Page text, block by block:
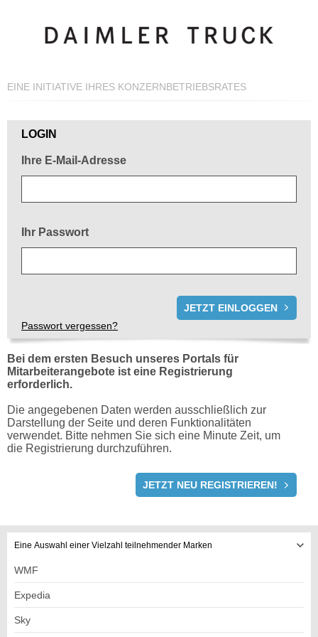
EINE INITIATIVE IHRES KONZERNBETRIEBSRATES
LOGIN
Ihre E-Mail-Adresse
Ihr Passwort
Passwort vergessen?
Bei dem ersten Besuch unseres Portals für
Mitarbeiterangebote ist eine Registrierung
erforderlich.
Die angegebenen Daten werden ausschließlich zur
Darstellung der Seite und deren Funktionalitäten
verwendet. Bitte nehmen Sie sich eine Minute Zeit, um
die Registrierung durchzuführen.
JETZT NEU REGISTRIEREN!
Eine Auswahl einer Vielzahl teilnehmender Marken
WMF
Expedia
Sky